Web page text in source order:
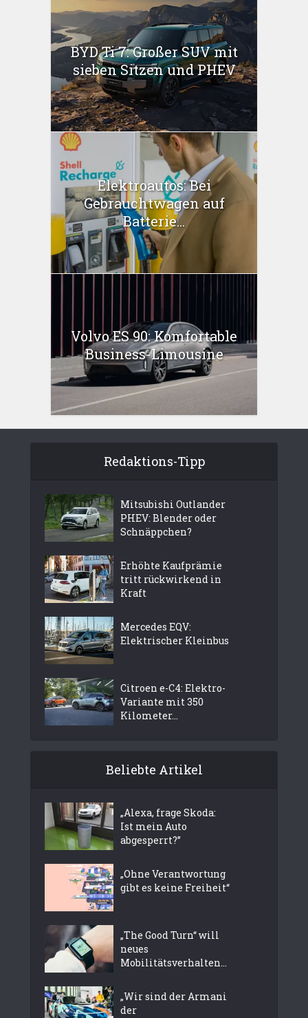
BYD Ti 7: Großer SUV mit
sieben Sitzen und PHEV
Elektroautos: Bei
Gebrauchtwagen auf
Batterie...
Volvo ES 90: Komfortable
Business-Limousine
Redaktions-Tipp
Mitsubishi Outlander
PHEV: Blender oder
Schnäppchen?
Erhöhte Kaufprämie
tritt rückwirkend in
Kraft
Mercedes EQV:
Elektrischer Kleinbus
Citroen e-C4: Elektro-
Variante mit 350
Kilometer...
Beliebte Artikel
„Alexa, frage Skoda:
Ist mein Auto
abgesperrt?”
„Ohne Verantwortung
gibt es keine Freiheit“
„The Good Turn“ will
neues
Mobilitätsverhalten...
„Wir sind der Armani
der